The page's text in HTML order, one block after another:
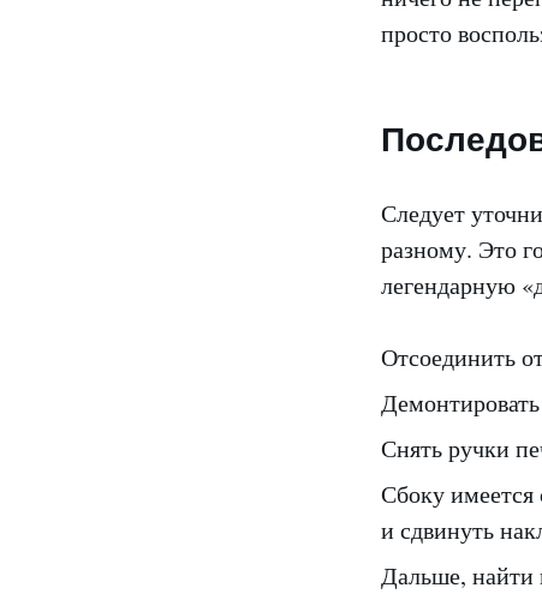
просто
Следует
разному. Это
легендарную
Отсоединить
Снять ручки
Сбоку имеется
и сдвинуть
Дальше, найти